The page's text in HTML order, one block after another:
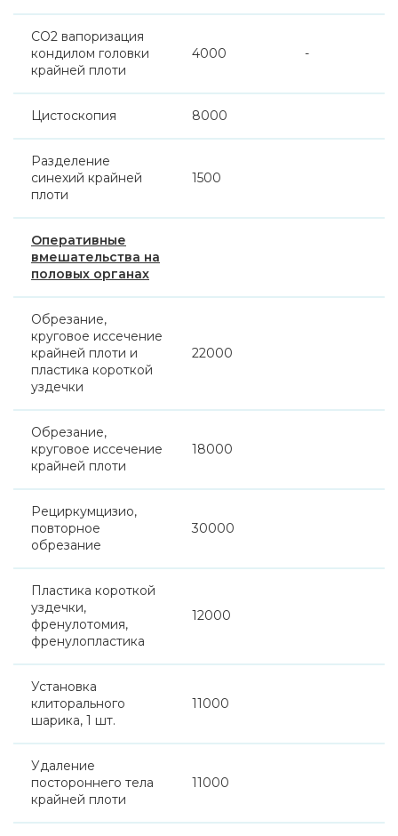
СО2 вапоризация
кондилом головки
крайней плоти
4000 -
Цистоскопия 8000
Разделение
синехий крайней
плоти
1500
Оперативные
вмешательства на
половых органах
Обрезание,
круговое иссечение
крайней плоти и
пластика короткой
уздечки
22000
Обрезание,
круговое иссечение
крайней плоти
18000
Рециркумцизио,
повторное
обрезание
30000
Пластика короткой
уздечки,
френулотомия,
френулопластика
12000
Установка
клиторального
шарика, 1 шт.
11000
Удаление
постороннего тела
крайней плоти
11000